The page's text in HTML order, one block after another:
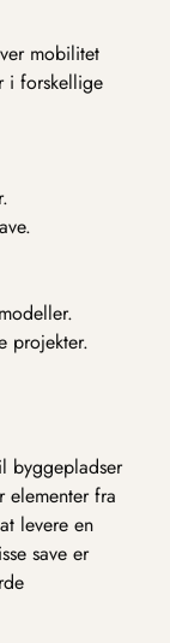
mobilitet
i forskellige
projekter.
byggepladser
fra
levere en
save er